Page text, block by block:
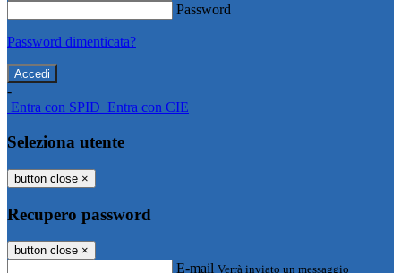
Password
Password dimenticata?
-
Entra con SPID Entra con CIE
Seleziona utente
button close ×
Recupero password
button close ×
E-mail Verrà inviato un messaggio